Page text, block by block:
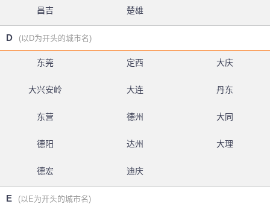
昌吉 楚雄
D (以D为开头的城市名)
东莞 定西 大庆
大兴安岭 大连 丹东
东营 德州 大同
德阳 达州 大理
德宏 迪庆
E (以E为开头的城市名)